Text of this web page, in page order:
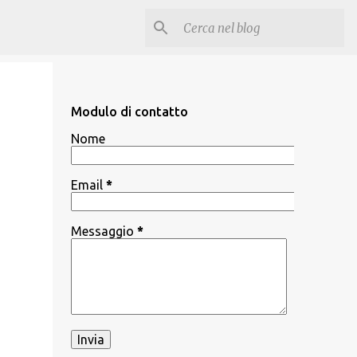
Modulo di contatto
Nome
Email *
Messaggio *